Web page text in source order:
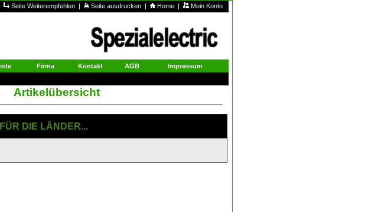
Seite Weiterempfehlen | Seite ausdrucken | Home | Mein Konto
Firma Kontakt AGB Impressum
Artikelübersicht
DIE LÄNDER...